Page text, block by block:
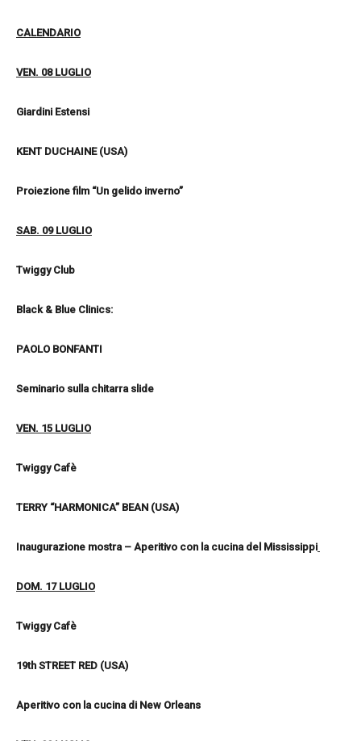
CALENDARIO
VEN. 08 LUGLIO
Giardini Estensi
KENT DUCHAINE (USA)
Proiezione film “Un gelido inverno”
SAB. 09 LUGLIO
Twiggy Club
Black & Blue Clinics:
PAOLO BONFANTI
Seminario sulla chitarra slide
VEN. 15 LUGLIO
Twiggy Cafè
TERRY “HARMONICA” BEAN (USA)
Inaugurazione mostra – Aperitivo con la cucina del Mississippi
DOM. 17 LUGLIO
Twiggy Cafè
19th STREET RED (USA)
Aperitivo con la cucina di New Orleans